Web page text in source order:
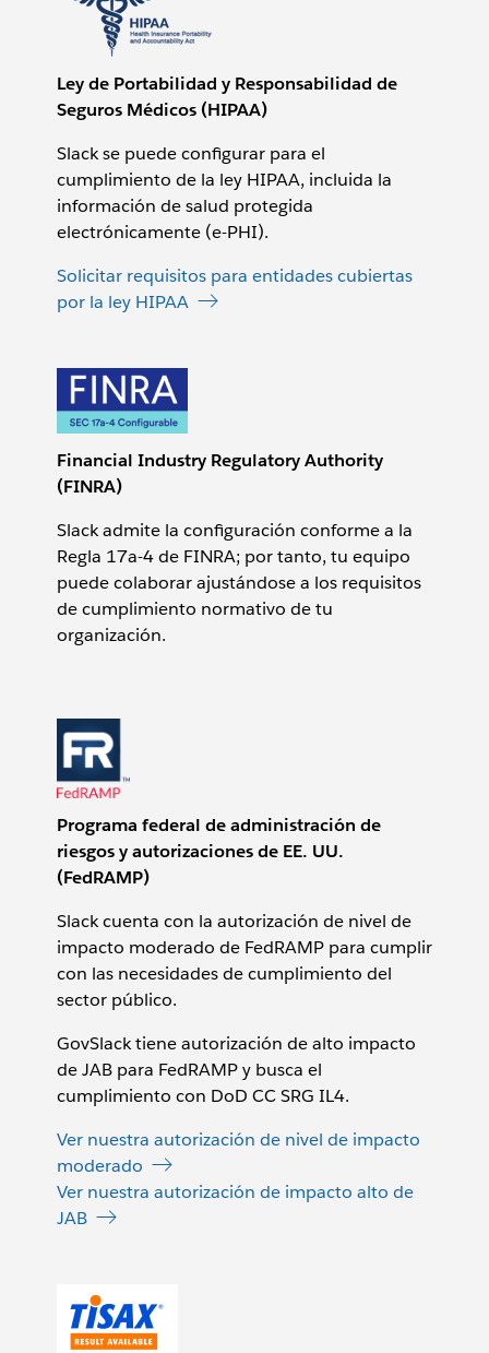
Ley de Portabilidad y Responsabilidad de
Seguros Médicos (HIPAA)
Slack se puede configurar para el
cumplimiento de la ley HIPAA, incluida la
información de salud protegida
electrónicamente (e-PHI).
Solicitar requisitos para entidades cubiertas
por la ley HIPAA
Financial Industry Regulatory Authority
(FINRA)
Slack admite la configuración conforme a la
Regla 17a-4 de FINRA; por tanto, tu equipo
puede colaborar ajustándose a los requisitos
de cumplimiento normativo de tu
organización.
Programa federal de administración de
riesgos y autorizaciones de EE. UU.
(FedRAMP)
Slack cuenta con la autorización de nivel de
impacto moderado de FedRAMP para cumplir
con las necesidades de cumplimiento del
sector público.
GovSlack tiene autorización de alto impacto
de JAB para FedRAMP y busca el
cumplimiento con DoD CC SRG IL4.
Ver nuestra autorización de nivel de impacto
moderado
Ver nuestra autorización de impacto alto de
JAB